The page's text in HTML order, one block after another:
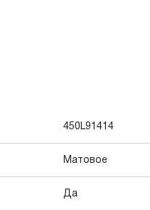
450L91414
Матовое
Да